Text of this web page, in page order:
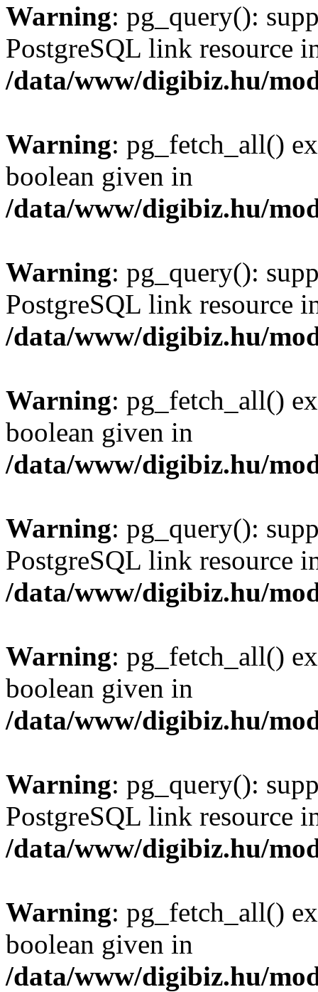
Warning: pg_query():
PostgreSQL link resource
/data/www/digibiz.hu/
Warning: pg_fetch_all()
boolean given in
/data/www/digibiz.hu/
Warning: pg_query():
PostgreSQL link resource
/data/www/digibiz.hu/
Warning: pg_fetch_all()
boolean given in
/data/www/digibiz.hu/
Warning: pg_query():
PostgreSQL link resource
/data/www/digibiz.hu/
Warning: pg_fetch_all()
boolean given in
/data/www/digibiz.hu/
Warning: pg_query():
PostgreSQL link resource
/data/www/digibiz.hu/
Warning: pg_fetch_all()
boolean given in
/data/www/digibiz.hu/